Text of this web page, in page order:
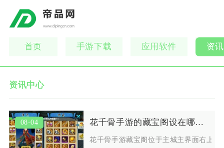
首页 手游下载 应用软件 资
资讯中心
08-04 花千骨手游的藏宝阁设在哪个位置
花千骨手游藏宝阁位于主城主界面右上